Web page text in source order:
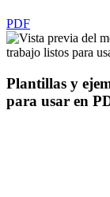
PDF
Plantillas y
para usar en